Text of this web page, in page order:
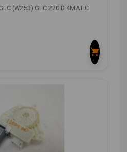
(W253) GLC 220 D 4MATIC